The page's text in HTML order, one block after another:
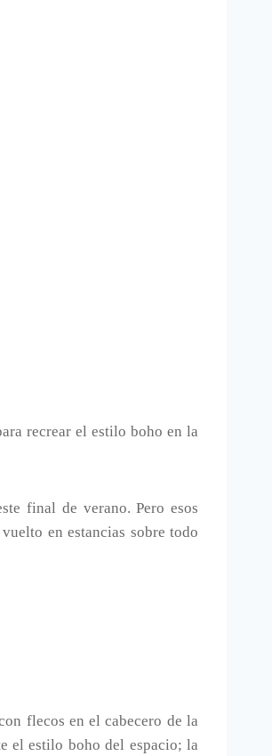
recrear el estilo boho en la
final de verano. Pero esos
en estancias sobre todo
flecos en el cabecero de la
el estilo boho del espacio; la